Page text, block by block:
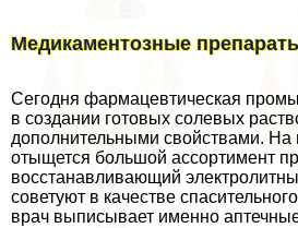
Медикаментозные
Сегодня фармацевтическая
в создании готовых солевых
дополнительными свойствами. На
отыщется большой ассортимент
восстанавливающий
советуют в качестве
врач выписывает именно